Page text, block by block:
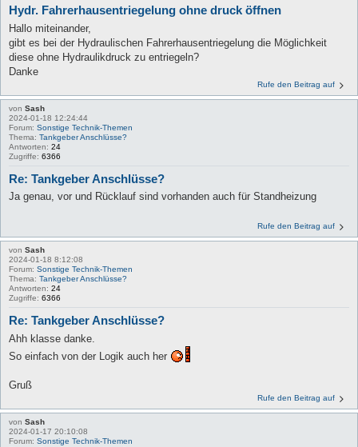
Hydr. Fahrerhausentriegelung ohne druck öffnen
Hallo miteinander,
gibt es bei der Hydraulischen Fahrerhausentriegelung die Möglichkeit
diese ohne Hydraulikdruck zu entriegeln?
Danke
Rufe den Beitrag auf
von Sash
2024-01-18 12:24:44
Forum: Sonstige Technik-Themen
Thema: Tankgeber Anschlüsse?
Antworten: 24
Zugriffe: 6366
Re: Tankgeber Anschlüsse?
Ja genau, vor und Rücklauf sind vorhanden auch für Standheizung
Rufe den Beitrag auf
von Sash
2024-01-18 8:12:08
Forum: Sonstige Technik-Themen
Thema: Tankgeber Anschlüsse?
Antworten: 24
Zugriffe: 6366
Re: Tankgeber Anschlüsse?
Ahh klasse danke.
So einfach von der Logik auch her
Gruß
Rufe den Beitrag auf
von Sash
2024-01-17 20:10:08
Forum: Sonstige Technik-Themen